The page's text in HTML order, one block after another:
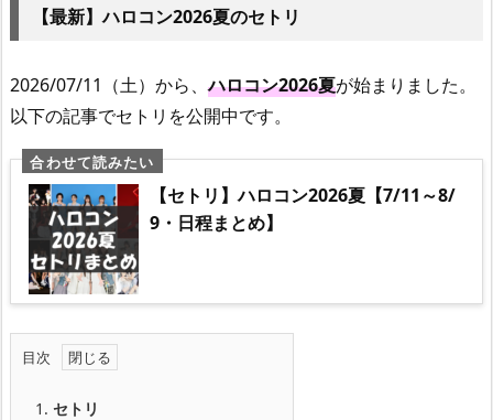
【最新】ハロコン2026夏のセトリ
2026/07/11（土）から、ハロコン2026夏が始まりました。
以下の記事でセトリを公開中です。
【セトリ】ハロコン2026夏【7/11～8/
9・日程まとめ】
目次
1. セトリ